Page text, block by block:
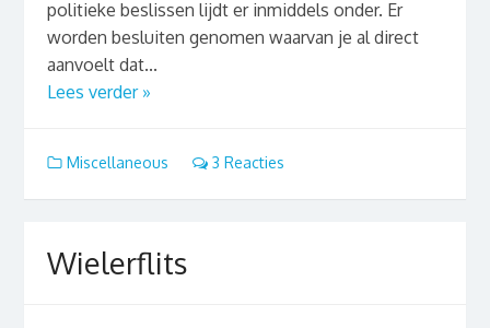
politieke beslissen lijdt er inmiddels onder. Er
worden besluiten genomen waarvan je al direct
aanvoelt dat...
Lees verder »
Miscellaneous 3 Reacties
Wielerflits